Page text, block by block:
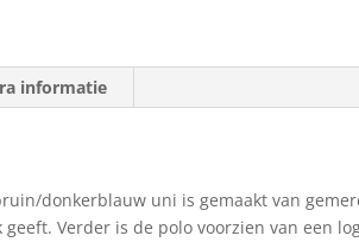
informatie
donkerblauw uni is gemaakt van
geeft. Verder is de polo voorzien van een